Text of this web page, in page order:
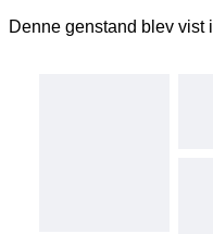
Denne genstand blev vist i